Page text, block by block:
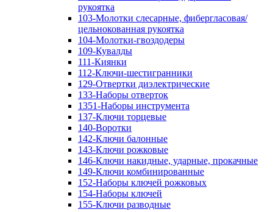
рукоятка
103-Молотки слесарные, фибергласовая/
цельнокованная рукоятка
104-Молотки-гвоздодеры
109-Кувалды
111-Киянки
112-Ключи-шестигранники
129-Отвертки диэлектрические
133-Наборы отверток
1351-Наборы инструмента
137-Ключи торцевые
140-Воротки
142-Ключи балонные
143-Ключи рожковые
146-Ключи накидные, ударные, прокачные
149-Ключи комбинированные
152-Наборы ключей рожковых
154-Наборы ключей
155-Ключи разводные